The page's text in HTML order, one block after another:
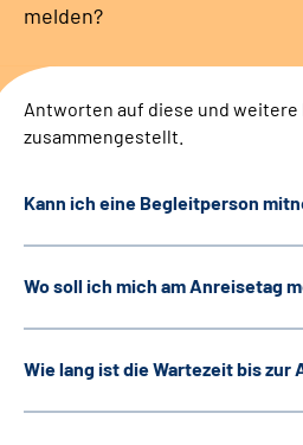
Sozialdienste & Zuweisende
Leichte Sprache
melden?
Antworten auf diese und weitere
zusammengestellt.
Kann ich eine Begleitperson
Wo soll ich mich am Anreisetag
Wie lang ist die Wartezeit bis zur